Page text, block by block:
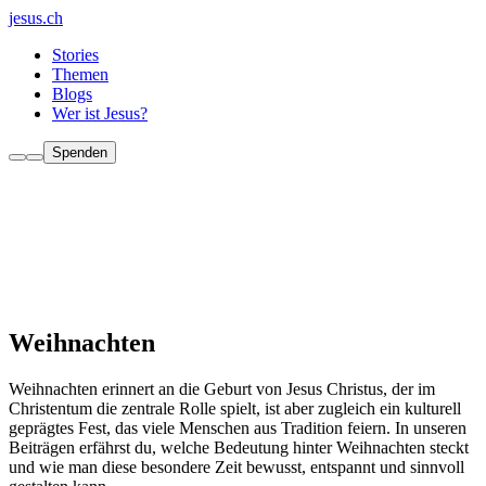
jesus.ch
Stories
Themen
Blogs
Wer ist Jesus?
Spenden
Weihnachten
Weihnachten erinnert an die Geburt von Jesus Christus, der im
Christentum die zentrale Rolle spielt, ist aber zugleich ein kulturell
geprägtes Fest, das viele Menschen aus Tradition feiern. In unseren
Beiträgen erfährst du, welche Bedeutung hinter Weihnachten steckt
und wie man diese besondere Zeit bewusst, entspannt und sinnvoll